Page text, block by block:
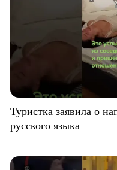
Туристка заявила о
русского языка